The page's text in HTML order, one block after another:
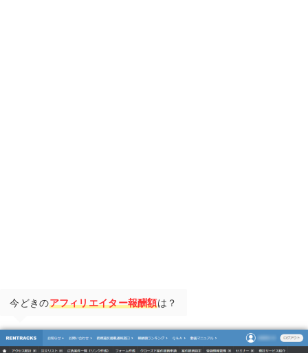
今どきのアフィリエイター報酬額は？